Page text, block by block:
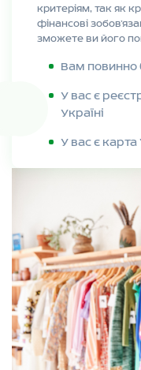
критеріям, так як
фінансові
зможете ви його
Вам повинно
У вас є
Україні
У вас є карта